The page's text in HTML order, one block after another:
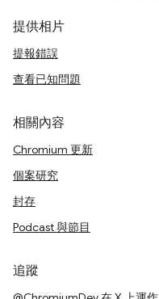
提供相片
提報錯誤
查看已知問題
相關內容
Chromium 更新
個案研究
封存
Podcast 與節目
追蹤